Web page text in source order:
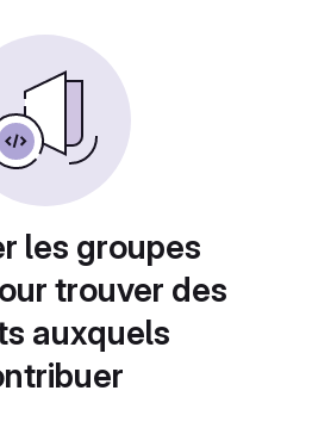
les groupes
trouver des
auxquels